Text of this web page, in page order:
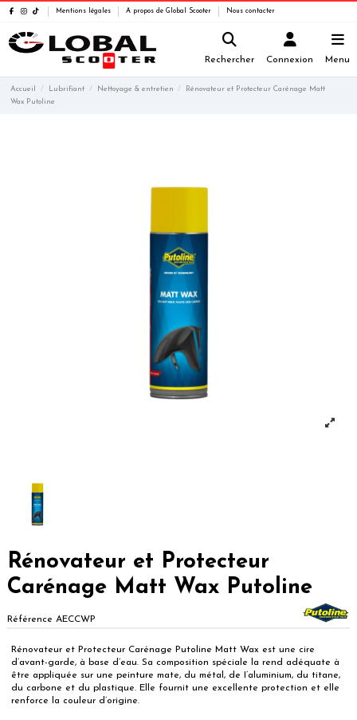
Mentions légales A propos de Global Scooter Nous contacter
Rechercher Connexion Menu
Accueil Lubrifiant Nettoyage & entretien
Rénovateur et Protecteur Carénage Matt
Wax Putoline
Rénovateur et Protecteur
Carénage Matt Wax Putoline
Référence AECCWP
Rénovateur et Protecteur Carénage Putoline Matt Wax est une cire
d’avant-garde, à base d’eau. Sa composition spéciale la rend adéquate à
être appliquée sur une peinture mate, du métal, de I’aluminium, du titane,
du carbone et du plastique. Elle fournit une excellente protection et elle
renforce la couleur d’origine.